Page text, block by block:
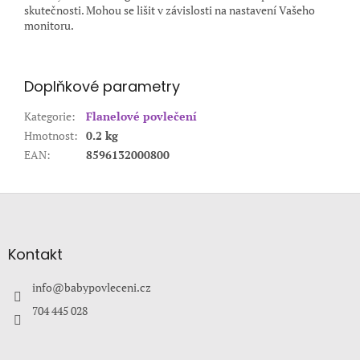
skutečnosti. Mohou se lišit v závislosti na nastavení Vašeho
monitoru.
Doplňkové parametry
Kategorie:
Flanelové povlečení
Hmotnost: 0.2 kg
EAN: 8596132000800
aKontakt
info@babypovleceni.cz
704 445 028